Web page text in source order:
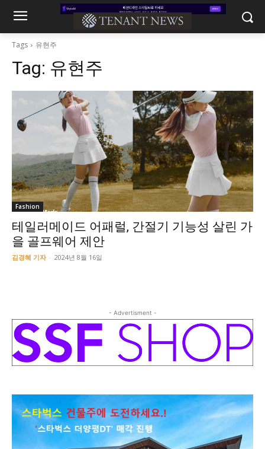
Tags 유현주
Tag: 유현주
Fashion
테일러메이드 어패럴, 간절기 기능성 살린 가
을 골프웨어 제안
김경혜 기자 - 2024년 8월 16일
- Advertisment -